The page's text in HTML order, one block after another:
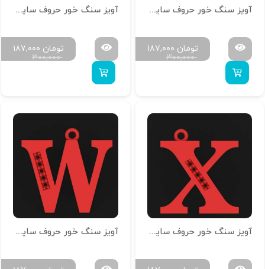
آویز سنگ خور حروف سایز کوچک H-MAYA-S-26
۳۰۰,۰۰۰
۱۸۷,۰۰۰ تومان
آویز سنگ خور حروف سایز کوچک H-MAYA-S-25
۳۰۰,۰۰۰
۱۸۷,۰۰۰ تومان
آویز سنگ خور حروف سایز کوچک H-MAYA-S-24 آویز سنگ خور حروف سایز کوچک H-MAYA-S-23